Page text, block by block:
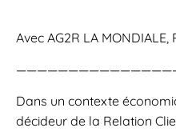
Avec AG2R LA MONDIALE,
Dans un contexte
décideur de la Relation